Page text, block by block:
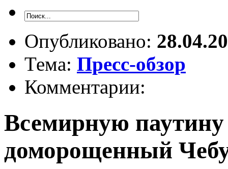
Опубликовано:
Тема: Пресс-обзор
Комментарии:
Всемирную
доморощенный